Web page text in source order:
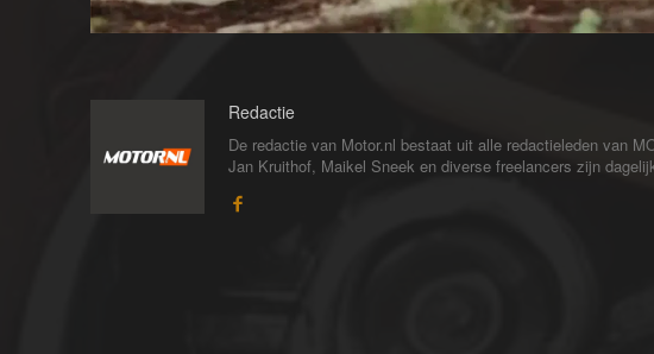
Redactie
De redactie van Motor.nl bestaat uit alle redactieleden van
Jan Kruithof, Maikel Sneek en diverse freelancers zijn